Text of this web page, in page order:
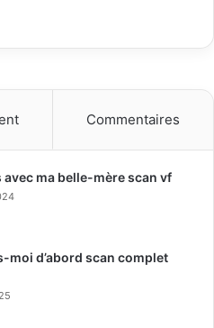
Commentaires
avec ma belle-mère scan vf
moi d’abord scan complet